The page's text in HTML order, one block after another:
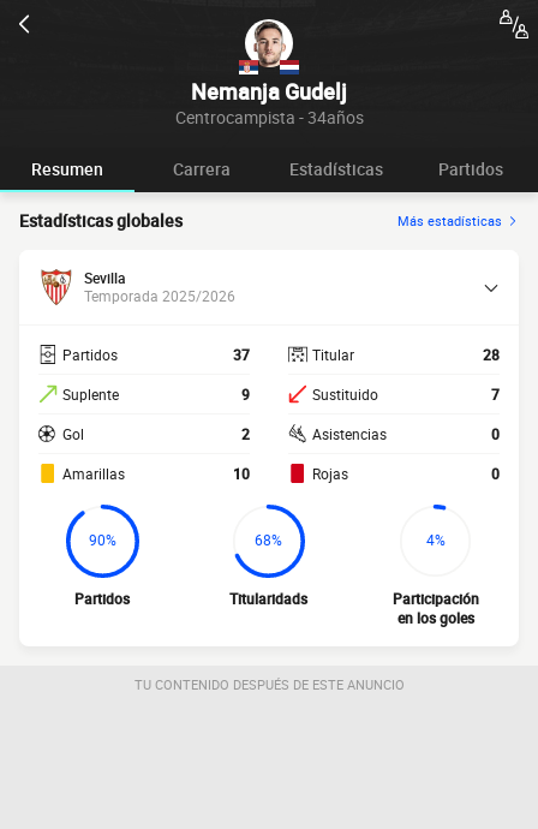
Nemanja Gudelj
Centrocampista - 34años
Resumen Carrera Estadísticas Partidos
Estadísticas globales Más estadísticas
Sevilla
Temporada 2025/2026
Partidos 37
Suplente 9
Gol 2
Amarillas 10
Titular 28
Sustituido 7
Asistencias 0
Rojas 0
90%
Partidos
68%
Titularidads
4%
Participación
en los goles
TU CONTENIDO DESPUÉS DE ESTE ANUNCIO